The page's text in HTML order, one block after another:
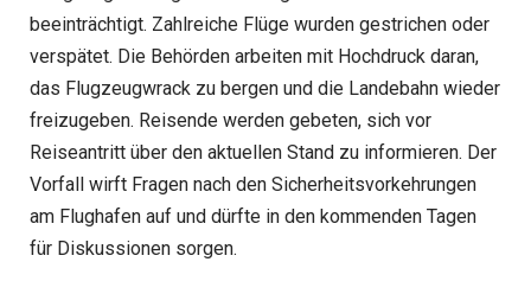
beeinträchtigt. Zahlreiche Flüge wurden gestrichen oder
verspätet. Die Behörden arbeiten mit Hochdruck daran,
das Flugzeugwrack zu bergen und die Landebahn wieder
freizugeben. Reisende werden gebeten, sich vor
Reiseantritt über den aktuellen Stand zu informieren. Der
Vorfall wirft Fragen nach den Sicherheitsvorkehrungen
am Flughafen auf und dürfte in den kommenden Tagen
für Diskussionen sorgen.